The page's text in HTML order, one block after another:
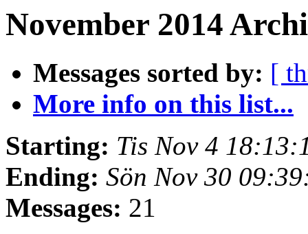
November 2014
Messages sorted by: [
More info on this list...
Starting: Tis Nov 4
Ending: Sön Nov 30
Messages: 21